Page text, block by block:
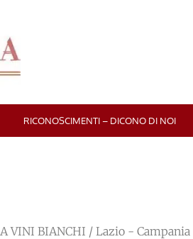
RICONOSCIMENTI – DICONO DI NOI
VINI BIANCHI / Lazio - Campania